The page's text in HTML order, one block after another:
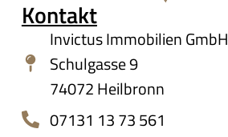
Kontakt
Invictus Immobilien GmbH
Schulgasse 9
74072 Heilbronn
07131 13 73 561